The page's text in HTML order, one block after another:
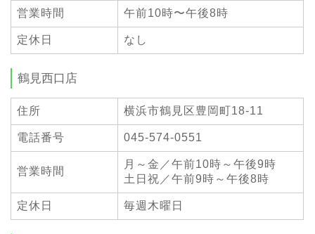
営業時間 午前10時〜午後8時
定休日 なし
鶴見西口店
住所 横浜市鶴見区豊岡町18-11
電話番号 045-574-0551
営業時間
月～金／午前10時～午後9時
土日祝／午前9時～午後8時
定休日 毎週木曜日